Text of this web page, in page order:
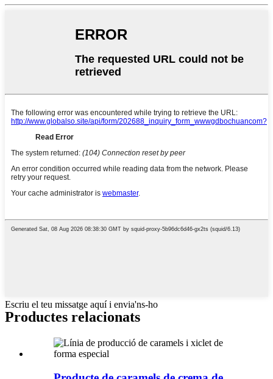
Escriu el teu missatge aquí i envia'ns-ho
Productes relacionats